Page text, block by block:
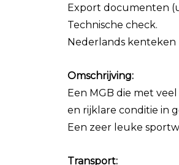
Export documenten
Technische check.
Nederlands kenteken
Omschrijving:
Een MGB die met
en rijklare conditie in
Een zeer leuke
Transport: